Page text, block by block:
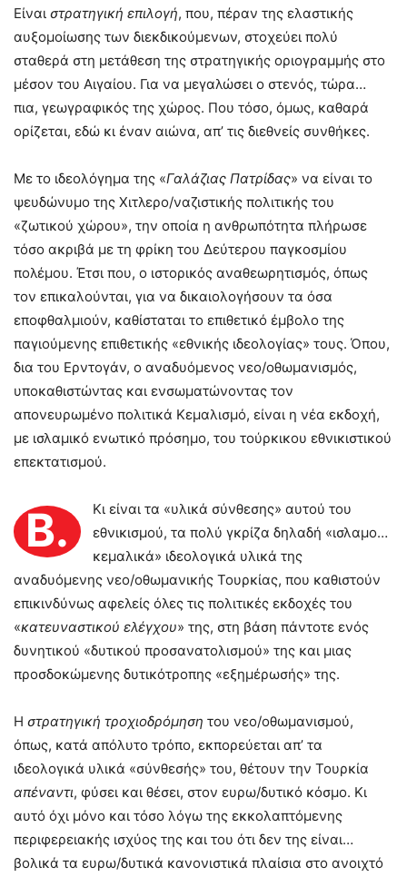
Είναι στρατηγική επιλογή, που, πέραν της ελαστικής
αυξομοίωσης των διεκδικούμενων, στοχεύει πολύ
σταθερά στη μετάθεση της στρατηγικής οριογραμμής στο
μέσον του Αιγαίου. Για να μεγαλώσει ο στενός, τώρα…
πια, γεωγραφικός της χώρος. Που τόσο, όμως, καθαρά
ορίζεται, εδώ κι έναν αιώνα, απ’ τις διεθνείς συνθήκες.
Με το ιδεολόγημα της «Γαλάζιας Πατρίδας» να είναι το
ψευδώνυμο της Χιτλερο/ναζιστικής πολιτικής του
«ζωτικού χώρου», την οποία η ανθρωπότητα πλήρωσε
τόσο ακριβά με τη φρίκη του Δεύτερου παγκοσμίου
πολέμου. Έτσι που, ο ιστορικός αναθεωρητισμός, όπως
τον επικαλούνται, για να δικαιολογήσουν τα όσα
εποφθαλμιούν, καθίσταται το επιθετικό έμβολο της
παγιούμενης επιθετικής «εθνικής ιδεολογίας» τους. Όπου,
δια του Ερντογάν, ο αναδυόμενος νεο/οθωμανισμός,
υποκαθιστώντας και ενσωματώνοντας τον
απονευρωμένο πολιτικά Κεμαλισμό, είναι η νέα εκδοχή,
με ισλαμικό ενωτικό πρόσημο, του τούρκικου εθνικιστικού
επεκτατισμού.
Β.
Κι είναι τα «υλικά σύνθεσης» αυτού του
εθνικισμού, τα πολύ γκρίζα δηλαδή «ισλαμο…
κεμαλικά» ιδεολογικά υλικά της
αναδυόμενης νεο/οθωμανικής Τουρκίας, που καθιστούν
επικινδύνως αφελείς όλες τις πολιτικές εκδοχές του
«κατευναστικού ελέγχου» της, στη βάση πάντοτε ενός
δυνητικού «δυτικού προσανατολισμού» της και μιας
προσδοκώμενης δυτικότροπης «εξημέρωσής» της.
Η στρατηγική τροχιοδρόμηση του νεο/οθωμανισμού,
όπως, κατά απόλυτο τρόπο, εκπορεύεται απ’ τα
ιδεολογικά υλικά «σύνθεσής» του, θέτουν την Τουρκία
απέναντι, φύσει και θέσει, στον ευρω/δυτικό κόσμο. Κι
αυτό όχι μόνο και τόσο λόγω της εκκολαπτόμενης
περιφερειακής ισχύος της και του ότι δεν της είναι…
βολικά τα ευρω/δυτικά κανονιστικά πλαίσια στο ανοιχτό